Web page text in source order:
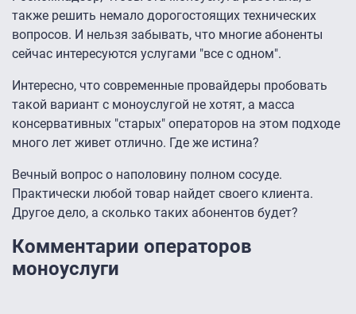
также решить немало дорогостоящих технических
вопросов. И нельзя забывать, что многие абоненты
сейчас интересуются услугами "все с одном".
Интересно, что современные провайдеры пробовать
такой вариант с моноуслугой не хотят, а масса
консервативных "старых" операторов на этом подходе
много лет живет отлично. Где же истина?
Вечный вопрос о наполовину полном сосуде.
Практически любой товар найдет своего клиента.
Другое дело, а сколько таких абонентов будет?
Комментарии операторов
моноуслуги